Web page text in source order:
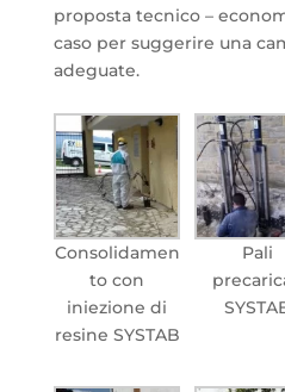
proposta tecnico –
caso per suggerire una
adeguate.
Consolidamen
to con
iniezione di
resine SYSTAB
Pali